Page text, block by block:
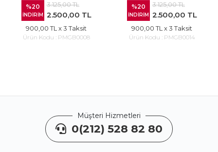
%20
İNDİRİM
3.125,00 TL
2.500,00 TL
900,00 TL x 3 Taksit
Ürün Kodu : PMGB0008
%20
İNDİRİM
3.125,00 TL
2.500,00 TL
900,00 TL x 3 Taksit
Ürün Kodu : PMGB0014
Müşteri Hizmetleri
0(212) 528 82 80